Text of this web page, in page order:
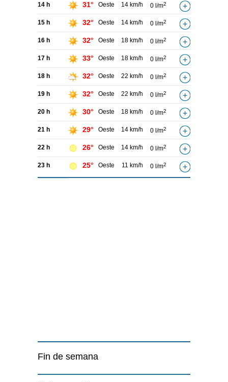
14 h 31° Oeste 14 km/h 0 l/m2
15 h 32° Oeste 14 km/h 0 l/m2
16 h 32° Oeste 18 km/h 0 l/m2
17 h 33° Oeste 18 km/h 0 l/m2
18 h 32° Oeste 22 km/h 0 l/m2
19 h 32° Oeste 22 km/h 0 l/m2
20 h 30° Oeste 18 km/h 0 l/m2
21 h 29° Oeste 14 km/h 0 l/m2
22 h 26° Oeste 14 km/h 0 l/m2
23 h 25° Oeste 11 km/h 0 l/m2
Fin de semana